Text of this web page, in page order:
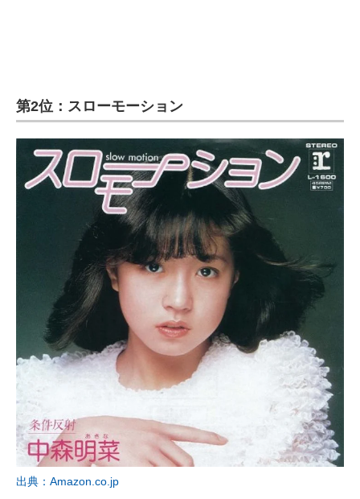
第2位：スローモーション
出典：Amazon.co.jp